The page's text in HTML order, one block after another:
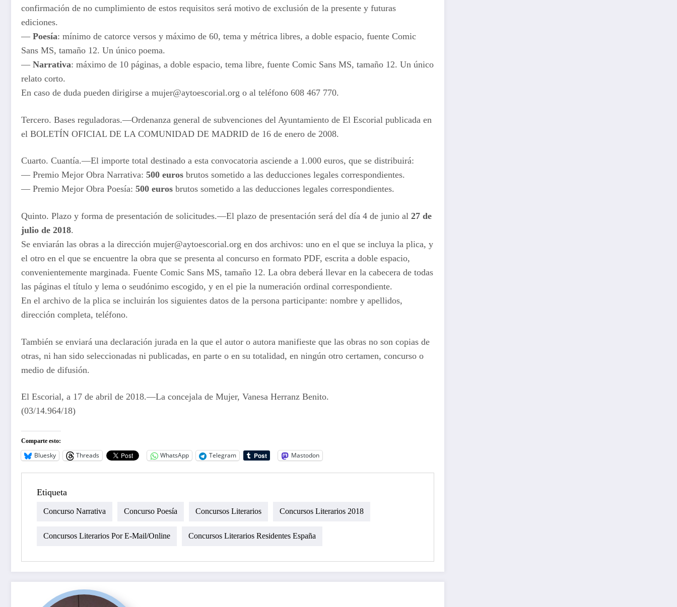
confirmación de no cumplimiento de estos requisitos será motivo de exclusión de la presente y futuras
ediciones.
— Poesía: mínimo de catorce versos y máximo de 60, tema y métrica libres, a doble espacio, fuente Comic
Sans MS, tamaño 12. Un único poema.
— Narrativa: máximo de 10 páginas, a doble espacio, tema libre, fuente Comic Sans MS, tamaño 12. Un único
relato corto.
En caso de duda pueden dirigirse a mujer@aytoescorial.org o al teléfono 608 467 770.
Tercero. Bases reguladoras.—Ordenanza general de subvenciones del Ayuntamiento de El Escorial publicada en
el BOLETÍN OFICIAL DE LA COMUNIDAD DE MADRID de 16 de enero de 2008.
Cuarto. Cuantía.—El importe total destinado a esta convocatoria asciende a 1.000 euros, que se distribuirá:
— Premio Mejor Obra Narrativa: 500 euros brutos sometido a las deducciones legales correspondientes.
— Premio Mejor Obra Poesía: 500 euros brutos sometido a las deducciones legales correspondientes.
Quinto. Plazo y forma de presentación de solicitudes.—El plazo de presentación será del día 4 de junio al 27 de
julio de 2018.
Se enviarán las obras a la dirección mujer@aytoescorial.org en dos archivos: uno en el que se incluya la plica, y
el otro en el que se encuentre la obra que se presenta al concurso en formato PDF, escrita a doble espacio,
convenientemente marginada. Fuente Comic Sans MS, tamaño 12. La obra deberá llevar en la cabecera de todas
las páginas el título y lema o seudónimo escogido, y en el pie la numeración ordinal correspondiente.
En el archivo de la plica se incluirán los siguientes datos de la persona participante: nombre y apellidos,
dirección completa, teléfono.
También se enviará una declaración jurada en la que el autor o autora manifieste que las obras no son copias de
otras, ni han sido seleccionadas ni publicadas, en parte o en su totalidad, en ningún otro certamen, concurso o
medio de difusión.
El Escorial, a 17 de abril de 2018.—La concejala de Mujer, Vanesa Herranz Benito.
(03/14.964/18)
Comparte esto:
Bluesky Threads WhatsApp Telegram Mastodon
Etiqueta
Concurso Narrativa Concurso Poesía Concursos Literarios Concursos Literarios 2018
Concursos Literarios Por E-Mail/online Concursos Literarios Residentes España